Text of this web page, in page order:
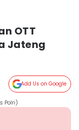
OTT
Jateng
Add Us on Google
Polri)